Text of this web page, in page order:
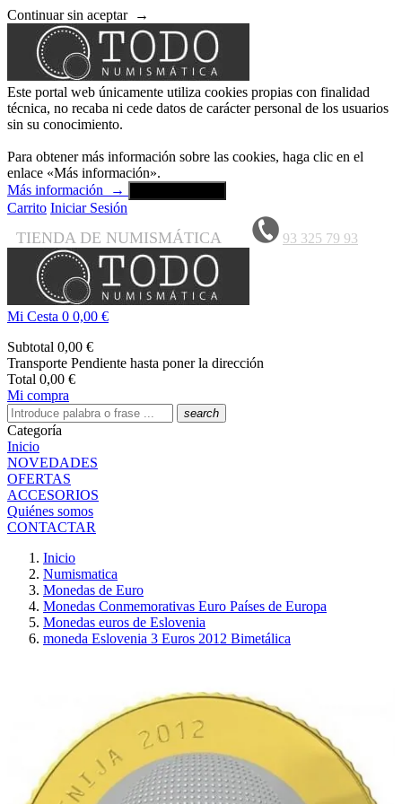
Continuar sin aceptar →
Este portal web únicamente utiliza cookies propias con finalidad
técnica, no recaba ni cede datos de carácter personal de los usuarios
sin su conocimiento.
Para obtener más información sobre las cookies, haga clic en el
enlace «Más información».
Más información
→
Carrito Iniciar Sesión
TIENDA DE NUMISMÁTICA 93 325 79 93
Mi Cesta 0 0,00 €
Subtotal 0,00 €
Transporte Pendiente hasta poner la dirección
Total 0,00 €
Mi compra
search
Categoría
Inicio
NOVEDADES
OFERTAS
ACCESORIOS
Quiénes somos
CONTACTAR
Inicio
Numismatica
Monedas de Euro
Monedas Conmemorativas Euro Países de Europa
Monedas euros de Eslovenia
moneda Eslovenia 3 Euros 2012 Bimetálica